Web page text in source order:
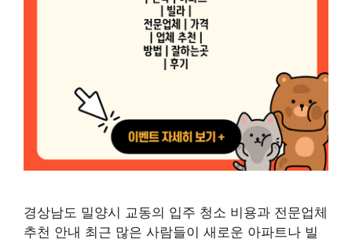
경상남도 밀양시 교동의 입주 청소 비용과 전문업체
추천 안내 최근 많은 사람들이 새로운 아파트나 빌